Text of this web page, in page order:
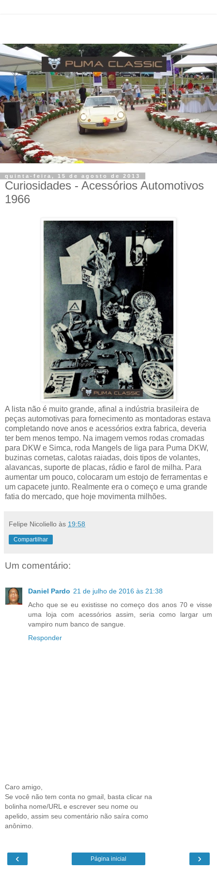
quinta-feira, 15 de agosto de 2013
Curiosidades - Acessórios Automotivos
1966
A lista não é muito grande, afinal a indústria brasileira de
peças automotivas para fornecimento as montadoras estava
completando nove anos e acessórios extra fabrica, deveria
ter bem menos tempo. Na imagem vemos rodas cromadas
para DKW e Simca, roda Mangels de liga para Puma DKW,
buzinas cornetas, calotas raiadas, dois tipos de volantes,
alavancas, suporte de placas, rádio e farol de milha. Para
aumentar um pouco, colocaram um estojo de ferramentas e
um capacete junto. Realmente era o começo e uma grande
fatia do mercado, que hoje movimenta milhões.
Felipe Nicoliello às 19:58
Compartilhar
Um comentário:
Daniel Pardo 21 de julho de 2016 às 21:38
Acho que se eu existisse no começo dos anos 70 e visse
uma loja com acessórios assim, seria como largar um
vampiro num banco de sangue.
Responder
Caro amigo,
Se você não tem conta no gmail, basta clicar na
bolinha nome/URL e escrever seu nome ou
apelido, assim seu comentário não saíra como
anônimo.
‹ ›
Página inicial